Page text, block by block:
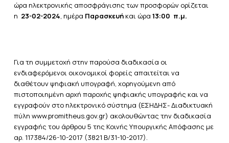
ώρα ηλεκτρονικής αποσφράγισης των προσφορών ορίζεται
η 23-02-2024, ημέρα Παρασκευήκαι ώρα 13:00 π.μ.
Για τη συμμετοχή στην παρούσα διαδικασία οι
ενδιαφερόμενοι οικονομικοί φορείς απαιτείται να
διαθέτουν ψηφιακή υπογραφή, χορηγούμενη από
πιστοποιημένη αρχή παροχής ψηφιακής υπογραφής και να
εγγραφούν στο ηλεκτρονικό σύστημα (ΕΣΗΔΗΣ- Διαδικτυακή
πύλη www.promitheus.gov.gr) ακολουθώντας την διαδικασία
εγγραφής του άρθρου 5 της Κοινής Υπουργικής Απόφασης με
αρ. 117384/26-10-2017 (3821 Β/31-10-2017).